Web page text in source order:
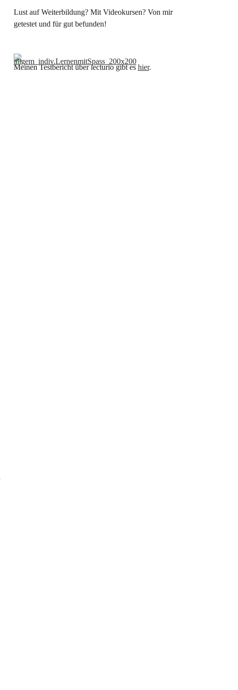
Lust auf Weiterbildung? Mit Videokursen? Von mir
getestet und für gut befunden!
Meinen Testbericht über lecturio gibt eshier.